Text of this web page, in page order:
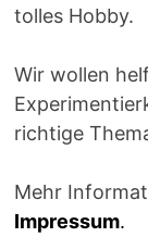
tolles Hobby.
Wir wollen
richtige
Mehr
Impressum.